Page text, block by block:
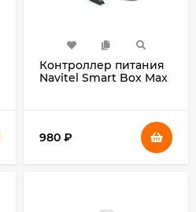
Контроллер питания
Navitel Smart Box Max
аккумулятора, таймер
980 ₽